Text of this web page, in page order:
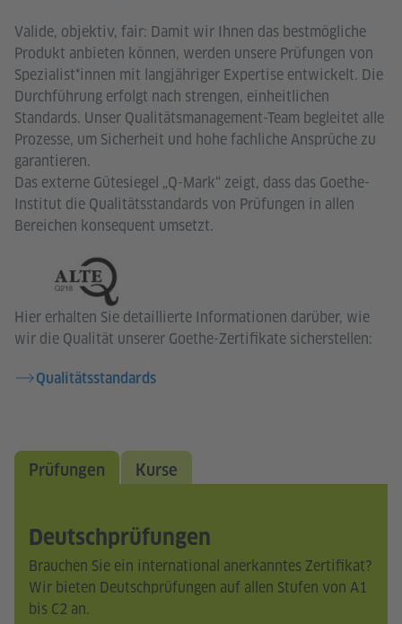
Valide, objektiv, fair: Damit wir Ihnen das bestmögliche
Produkt anbieten können, werden unsere Prüfungen von
Spezialist*innen mit langjähriger Expertise entwickelt. Die
Durchführung erfolgt nach strengen, einheitlichen
Standards. Unser Qualitätsmanagement-Team begleitet alle
Prozesse, um Sicherheit und hohe fachliche Ansprüche zu
garantieren.
Das externe Gütesiegel „Q-Mark“ zeigt, dass das Goethe-
Institut die Qualitätsstandards von Prüfungen in allen
Bereichen konsequent umsetzt.
Hier erhalten Sie detaillierte Informationen darüber, wie
wir die Qualität unserer Goethe-Zertifikate sicherstellen:
Qualitätsstandards
Prüfungen Kurse
Deutschprüfungen
Brauchen Sie ein international anerkanntes Zertifikat?
Wir bieten Deutschprüfungen auf allen Stufen von A1
bis C2 an.